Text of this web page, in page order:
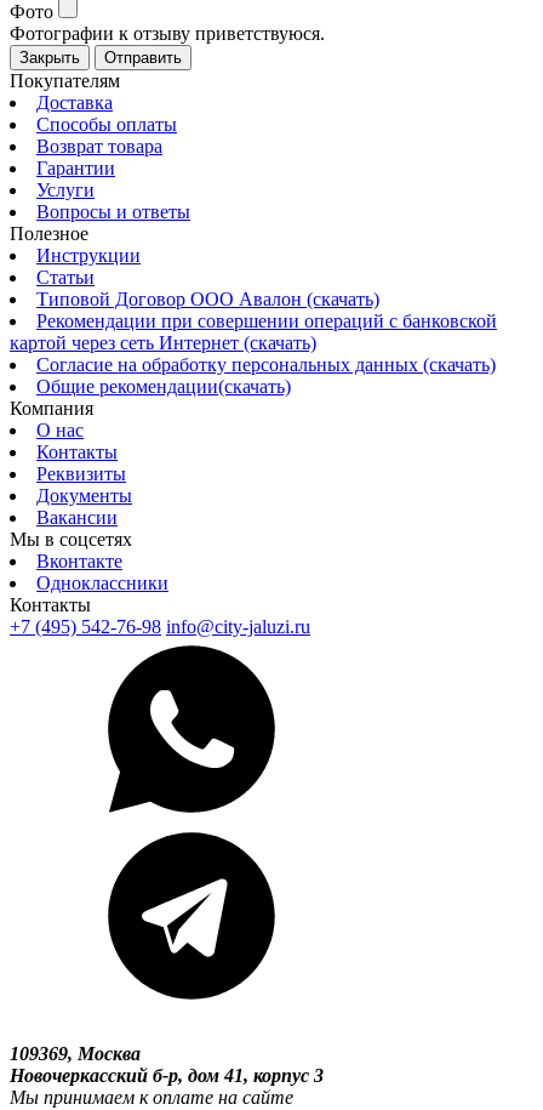
Фото
Фотографии к отзыву приветствуюся.
Закрыть Отправить
Покупателям
Доставка
Способы оплаты
Возврат товара
Гарантии
Услуги
Вопросы и ответы
Полезное
Инструкции
Статьи
Типовой Договор ООО Авалон (скачать)
Рекомендации при совершении операций с банковской
картой через сеть Интернет (скачать)
Согласие на обработку персональных данных (скачать)
Общие рекомендации(скачать)
Компания
О нас
Контакты
Реквизиты
Документы
Вакансии
Мы в соцсетях
Вконтакте
Одноклассники
Контакты
+7 (495) 542-76-98 info@city-jaluzi.ru
109369, Москва
Новочеркасский б-р, дом 41, корпус 3
Мы принимаем к оплате на сайте